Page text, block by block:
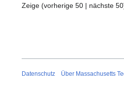
Zeige (vorherige 50 | nächste 50
Datenschutz Über Massachusetts